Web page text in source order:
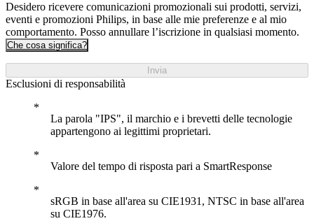
Desidero ricevere comunicazioni promozionali sui prodotti, servizi,
eventi e promozioni Philips, in base alle mie preferenze e al mio
comportamento. Posso annullare l’iscrizione in qualsiasi momento.
Che cosa significa?
Invia
Esclusioni di responsabilità
La parola "IPS", il marchio e i brevetti delle tecnologie
appartengono ai legittimi proprietari.
Valore del tempo di risposta pari a SmartResponse
sRGB in base all'area su CIE1931, NTSC in base all'area
su CIE1976.